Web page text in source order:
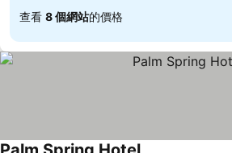
查看 8 個網站的價格